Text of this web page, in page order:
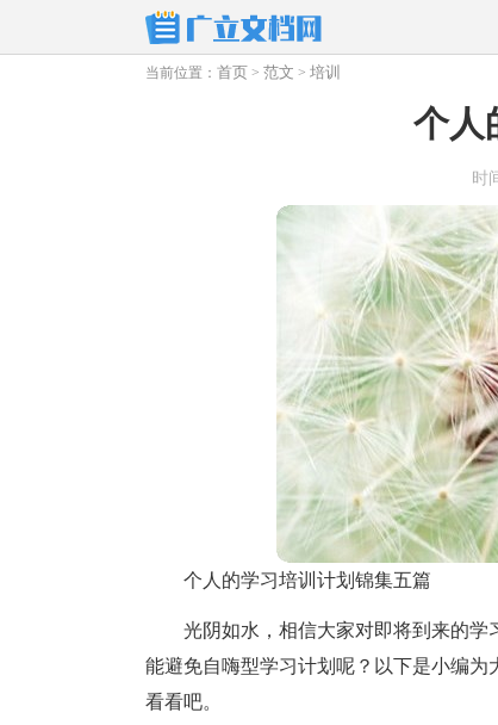
当前位置： 首页 > 范文 > 培训
个人
时
个人的学习培训计划锦集五篇
光阴如水，相信大家对即将到来的
能避免自嗨型学习计划呢？以下是小编
看看吧。